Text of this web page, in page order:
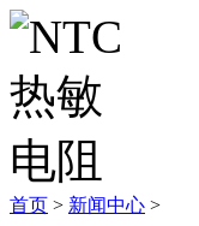
首页 > 新闻中心 >